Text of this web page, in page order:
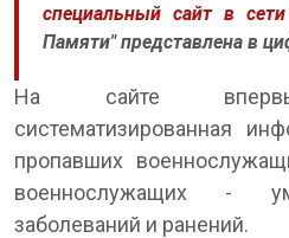
специальный сайт в
Памяти" представлена в
На сайте
систематизированная
пропавших
военнослужащих -
заболеваний и ранений.